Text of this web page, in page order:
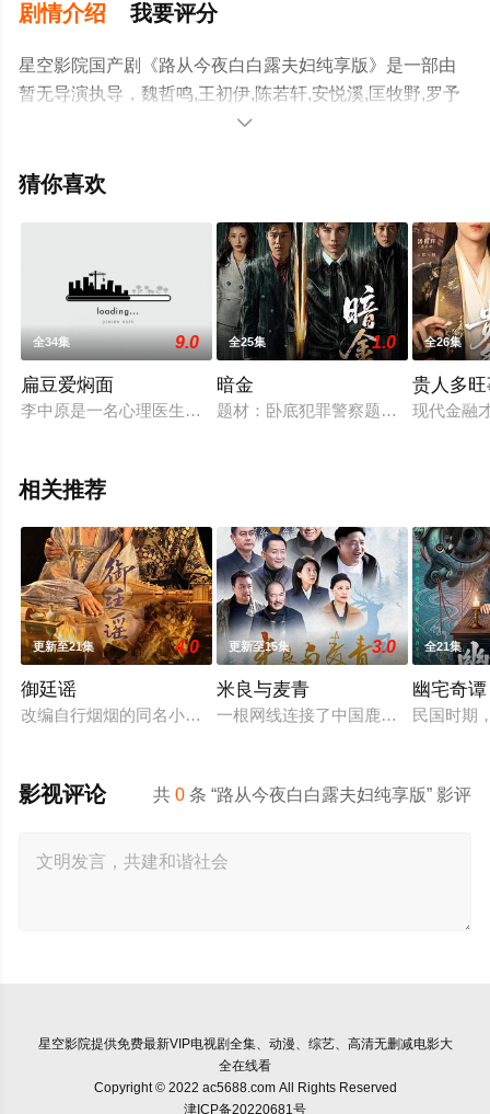
剧情介绍 我要评分
星空影院国产剧《路从今夜白白露夫妇纯享版》是一部由
暂无导演执导，魏哲鸣,王初伊,陈若轩,安悦溪,匡牧野,罗予
彤,康嘉泽,汪诺乔等演员精彩演绎的中国大陆电视剧，大结
电视剧全集就上星空电影网，更多相关信息可移步至豆瓣

猜你喜欢
全34集 9.0
扁豆爱焖面
李中原是一名心理医生，而他的妻子袁胜男则是典型的职场女
全25集 1.0
暗金
题材：卧底犯罪警察题材中剧剧集时
全26集
贵人多
现代金融
相关推荐
更新至21集 4.0
御廷谣
改编自行烟烟的同名小说。孟廷辉，大平王朝有史以来个以女
更新至15集 3.0
米良与麦青
一根网线连接了中国鹿鸣村和英国牛
全21集
幽宅奇谭
民国时期
共0 条 “路从今夜白白露夫妇纯享版” 影评
影视评论
星空影院提供免费最新VIP电视剧全集、动漫、综艺、高清无删减电影大
全在线看
Copyright © 2022 ac5688.com All Rights Reserved
津ICP备20220681号